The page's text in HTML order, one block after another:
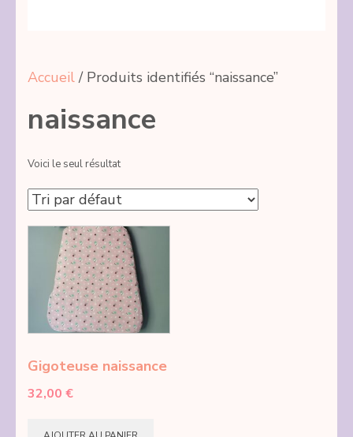
Accueil/ Produits identifiés “naissance”
naissance
Voici le seul résultat
Gigoteuse naissance
32,00 €